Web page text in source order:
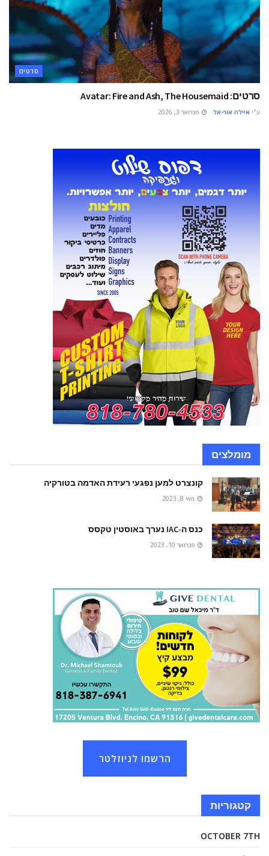
סרטים
סרטים: Avatar: Fire and Ash, The Housemaid
ע"י איילה אור-אל פברואר 3, 2026
מומלצים
קונצרט למען נפגעי רעידת האדמה בטורקיה
מאי 8, 2023
כנס ה-IAC נערך באוסטין טקסס
פברואר 10, 2023
הרשמו לניוזלטר
קטגוריות
OCTOBER 7TH